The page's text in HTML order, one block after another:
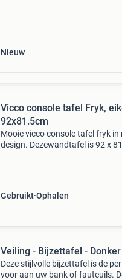
Nieuw
Vicco console tafel Fryk,
92x81.5cm
Mooie vicco console tafel fryk in
design. Dezewandtafel is 92 x
Gebruikt Ophalen
Veiling - Bijzettafel -
Deze stijlvolle bijzettafel is de
voor aan uw bank of fauteuils.